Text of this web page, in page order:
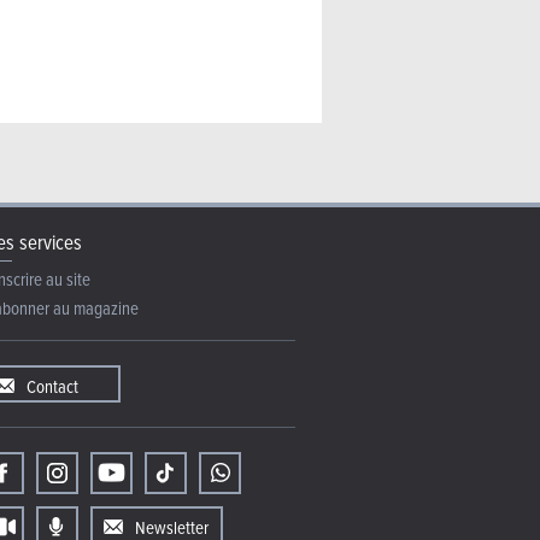
services
au site
au magazine
Contact
Newsletter